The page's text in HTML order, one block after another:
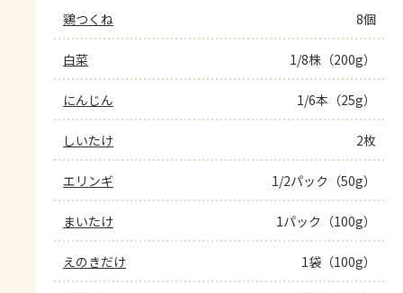
鶏つくね 8個
白菜 1/8株（200g）
にんじん 1/6本（25g）
しいたけ 2枚
エリンギ 1/2パック（50g）
まいたけ 1パック（100g）
えのきだけ 1袋（100g）